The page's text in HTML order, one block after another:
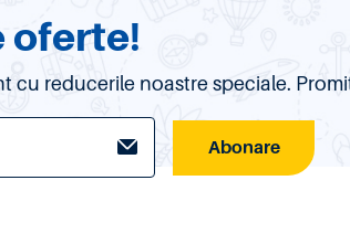
oferte!
cu reducerile noastre speciale.
Abonare